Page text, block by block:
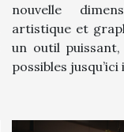
nouvelle
artistique et
un outil
possibles